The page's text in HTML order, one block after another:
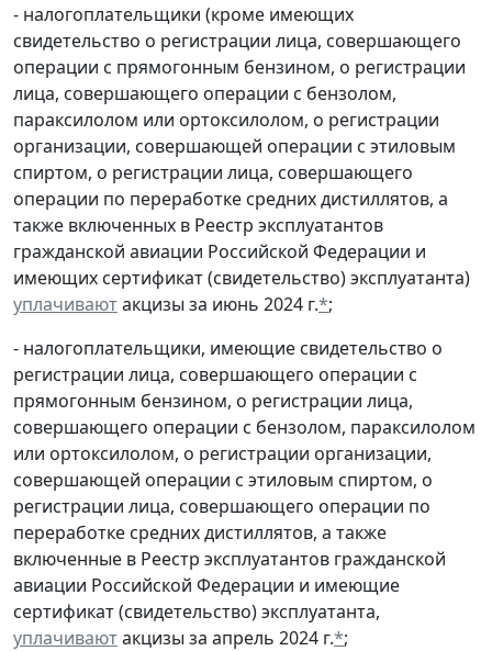
- налогоплательщики (кроме имеющих
свидетельство о регистрации лица, совершающего
операции с прямогонным бензином, о регистрации
лица, совершающего операции с бензолом,
параксилолом или ортоксилолом, о регистрации
организации, совершающей операции с этиловым
спиртом, о регистрации лица, совершающего
операции по переработке средних дистиллятов, а
также включенных в Реестр эксплуатантов
гражданской авиации Российской Федерации и
имеющих сертификат (свидетельство) эксплуатанта)
уплачиваютакцизы за июнь 2024 г.*;
- налогоплательщики, имеющие свидетельство о
регистрации лица, совершающего операции с
прямогонным бензином, о регистрации лица,
совершающего операции с бензолом, параксилолом
или ортоксилолом, о регистрации организации,
совершающей операции с этиловым спиртом, о
регистрации лица, совершающего операции по
переработке средних дистиллятов, а также
включенные в Реестр эксплуатантов гражданской
авиации Российской Федерации и имеющие
сертификат (свидетельство) эксплуатанта,
уплачиваютакцизы за апрель 2024 г.*;